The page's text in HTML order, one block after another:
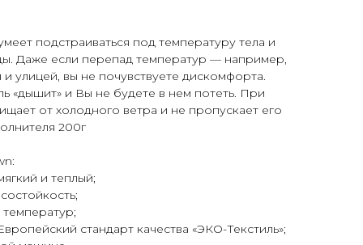
подстраиваться под температуру тела и
Даже если перепад температур — например,
улицей, вы не почувствуете дискомфорта.
«дышит» и Вы не будете в нем потеть. При
от холодного ветра и не пропускает его
200г
и теплый;
температур;
стандарт качества «ЭКО-Текстиль»;